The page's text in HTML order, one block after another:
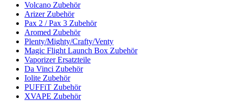
Volcano Zubehör
Arizer Zubehör
Pax 2 / Pax 3 Zubehör
Aromed Zubehör
Plenty/Mighty/Crafty/Venty
Magic Flight Launch Box Zubehör
Vaporizer Ersatzteile
Da Vinci Zubehör
Iolite Zubehör
PUFFiT Zubehör
XVAPE Zubehör